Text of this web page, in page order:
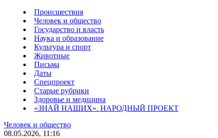
Происшествия
Человек и общество
Государство и власть
Наука и образование
Культура и спорт
Животные
Письма
Даты
Спецпроект
Старые рубрики
Здоровье и медицина
«ЗНАЙ НАШИХ». НАРОДНЫЙ ПРОЕКТ
Человек и общество
08.05.2026, 11:16